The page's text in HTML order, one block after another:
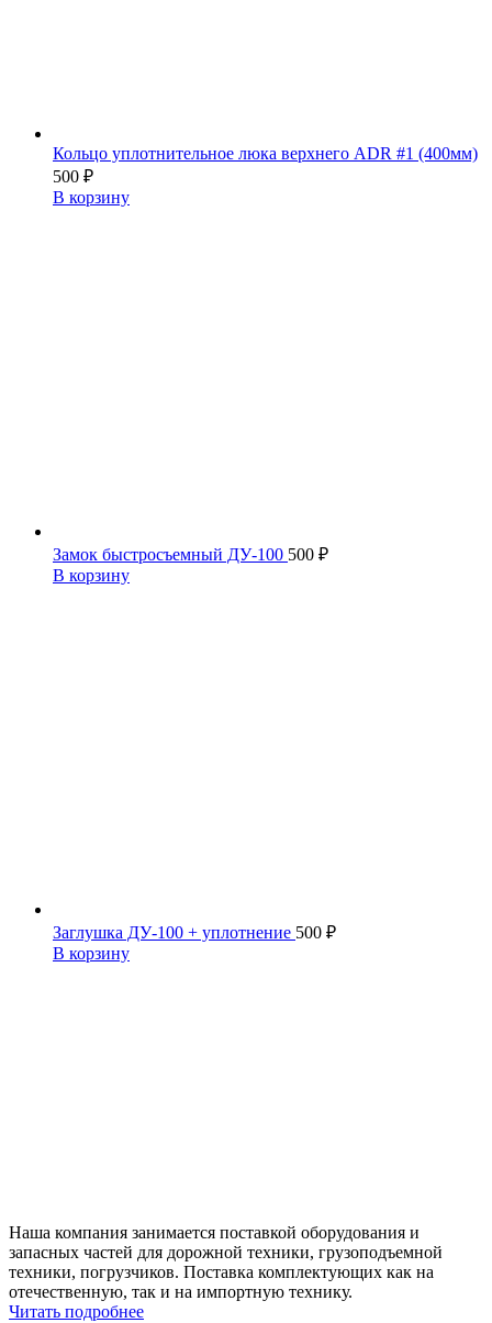
Кольцо уплотнительное люка верхнего ADR #1 (400мм)
500 ₽
В корзину
Замок быстросъемный ДУ-100 500 ₽
В корзину
Заглушка ДУ-100 + уплотнение 500 ₽
В корзину
Наша компания занимается поставкой оборудования и
запасных частей для дорожной техники, грузоподъемной
техники, погрузчиков. Поставка комплектующих как на
отечественную, так и на импортную технику.
Читать подробнее